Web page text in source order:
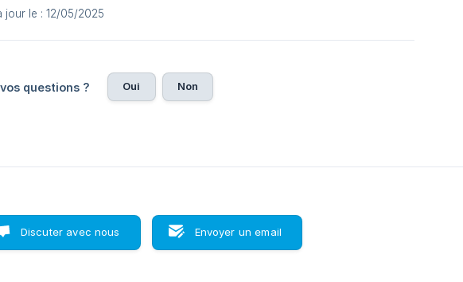
jour le : 12/05/2025
questions ? Oui Non
Discuter avec nous Envoyer un email